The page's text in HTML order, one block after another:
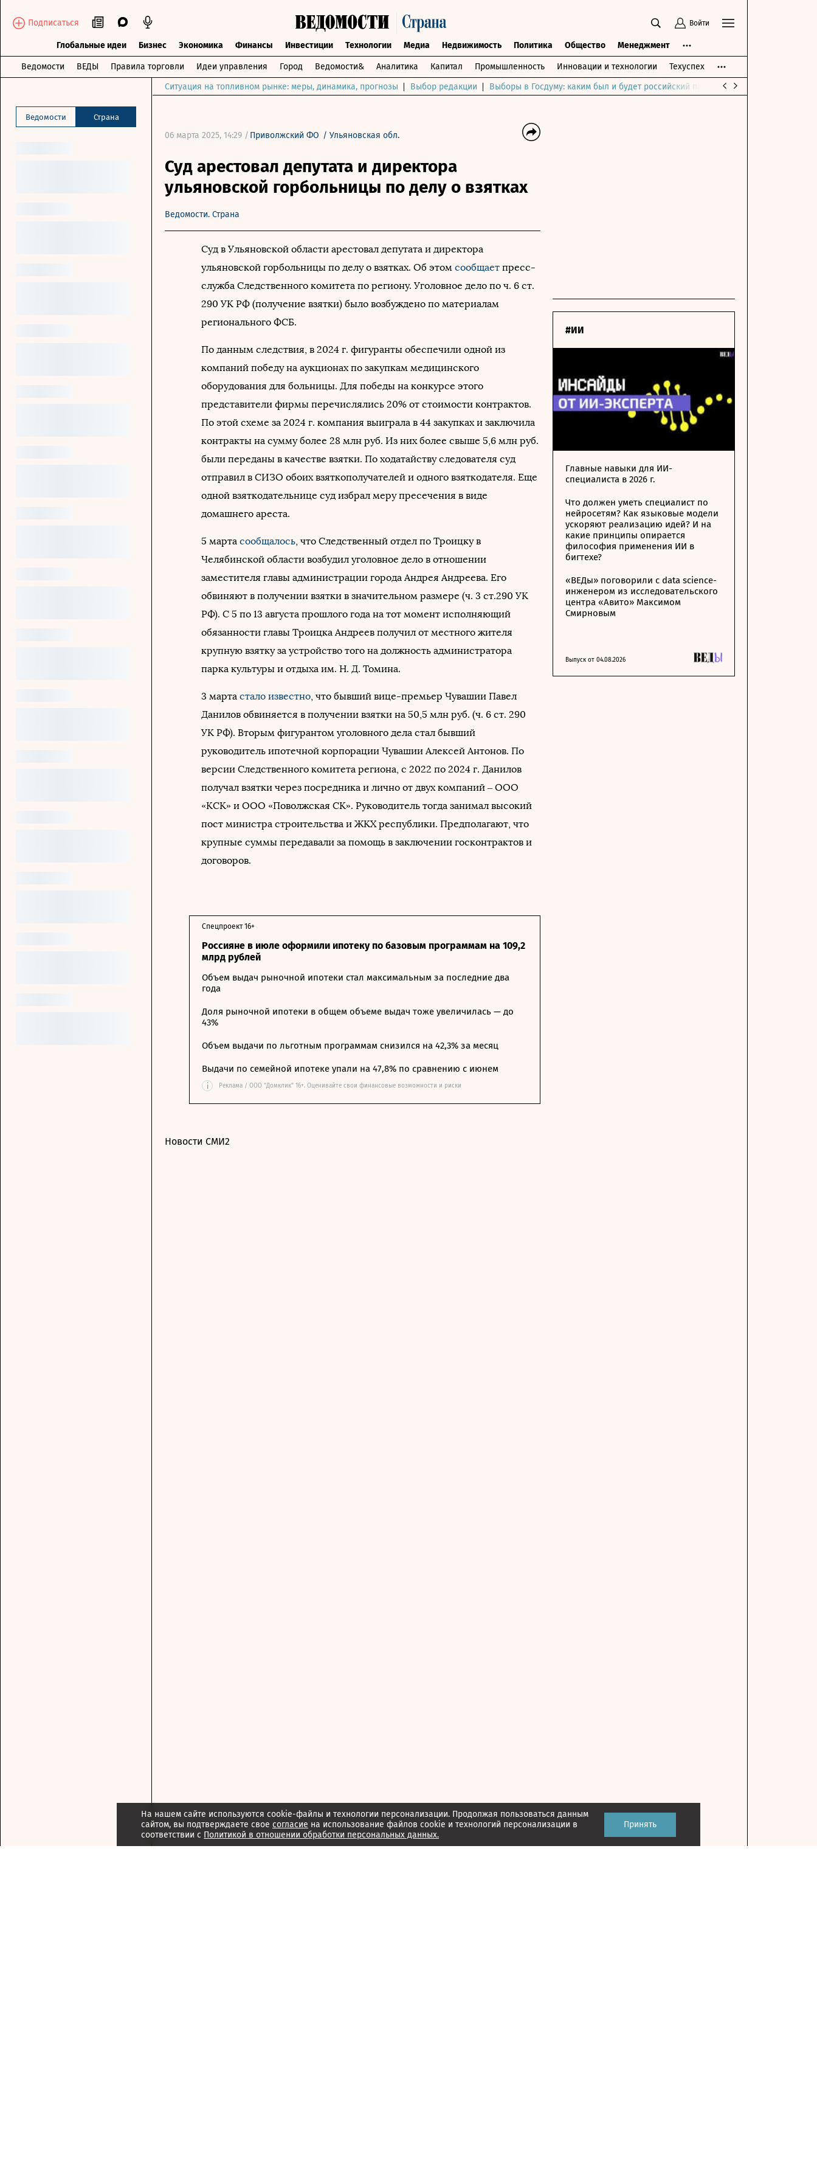
На нашем сайте используются cookie-файлы и технологии персонализации. Продолжая пользоваться данным
сайтом, вы подтверждаете свое согласие на использование файлов cookie и технологий персонализации в
соответствии с Политикой в отношении обработки персональных данных.
Принять
Подписаться Войти
Глобальные идеи Бизнес Экономика Финансы Инвестиции Технологии Медиа Недвижимость Политика Общество Менеджмент
Ведомости ВЕДЫ Правила торговли Идеи управления Город Ведомости& Аналитика Капитал Промышленность Инновации и технологии Техуспех
Ведомости Страна
Ситуация на топливном рынке: меры, динамика, прогнозы Выбор редакции Выборы в Госдуму: каким был и будет российский парламент
06 марта 2025, 14:29 / Приволжский ФО / Ульяновская обл.
Суд арестовал депутата и директора
ульяновской горбольницы по делу о взятках
Ведомости. Страна
Суд в Ульяновской области арестовал депутата и директора
ульяновской горбольницы по делу о взятках. Об этом сообщает пресс-
служба Следственного комитета по региону. Уголовное дело по ч. 6 ст.
290 УК РФ (получение взятки) было возбуждено по материалам
регионального ФСБ.
По данным следствия, в 2024 г. фигуранты обеспечили одной из
компаний победу на аукционах по закупкам медицинского
оборудования для больницы. Для победы на конкурсе этого
представители фирмы перечислялись 20% от стоимости контрактов.
По этой схеме за 2024 г. компания выиграла в 44 закупках и заключила
контракты на сумму более 28 млн руб. Из них более свыше 5,6 млн руб.
были переданы в качестве взятки. По ходатайству следователя суд
отправил в СИЗО обоих взяткополучателей и одного взяткодателя. Еще
одной взяткодательнице суд избрал меру пресечения в виде
домашнего ареста.
5 марта сообщалось, что Следственный отдел по Троицку в
Челябинской области возбудил уголовное дело в отношении
заместителя главы администрации города Андрея Андреева. Его
обвиняют в получении взятки в значительном размере (ч. 3 ст.290 УК
РФ). С 5 по 13 августа прошлого года на тот момент исполняющий
обязанности главы Троицка Андреев получил от местного жителя
крупную взятку за устройство того на должность администратора
парка культуры и отдыха им. Н. Д. Томина.
3 марта стало известно, что бывший вице-премьер Чувашии Павел
Данилов обвиняется в получении взятки на 50,5 млн руб. (ч. 6 ст. 290
УК РФ). Вторым фигурантом уголовного дела стал бывший
руководитель ипотечной корпорации Чувашии Алексей Антонов. По
версии Следственного комитета региона, с 2022 по 2024 г. Данилов
получал взятки через посредника и лично от двух компаний – ООО
«КСК» и ООО «Поволжская СК». Руководитель тогда занимал высокий
пост министра строительства и ЖКХ республики. Предполагают, что
крупные суммы передавали за помощь в заключении госконтрактов и
договоров.
Россияне в июле оформили ипотеку по базовым программам на 109,2
млрд рублей
Спецпроект 16+
Объем выдач рыночной ипотеки стал максимальным за последние два
года
Доля рыночной ипотеки в общем объеме выдач тоже увеличилась — до
43%
Объем выдачи по льготным программам снизился на 42,3% за месяц
Выдачи по семейной ипотеке упали на 47,8% по сравнению с июнем
i Реклама / ООО "Домклик" 16+. Оценивайте свои финансовые возможности и риски
#ИИ
Главные навыки для ИИ-
специалиста в 2026 г.
Что должен уметь специалист по
нейросетям? Как языковые модели
ускоряют реализацию идей? И на
какие принципы опирается
философия применения ИИ в
бигтехе?
«ВЕДы» поговорили с data science-
инженером из исследовательского
центра «Авито» Максимом
Смирновым
Выпуск от 04.08.2026
Новости СМИ2